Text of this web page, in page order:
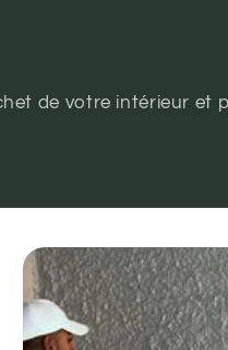
de votre intérieur et